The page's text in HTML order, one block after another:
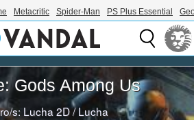
Metacritic Spider-Man PS Plus Essential
Gods Among Us
s: Lucha 2D/Lucha